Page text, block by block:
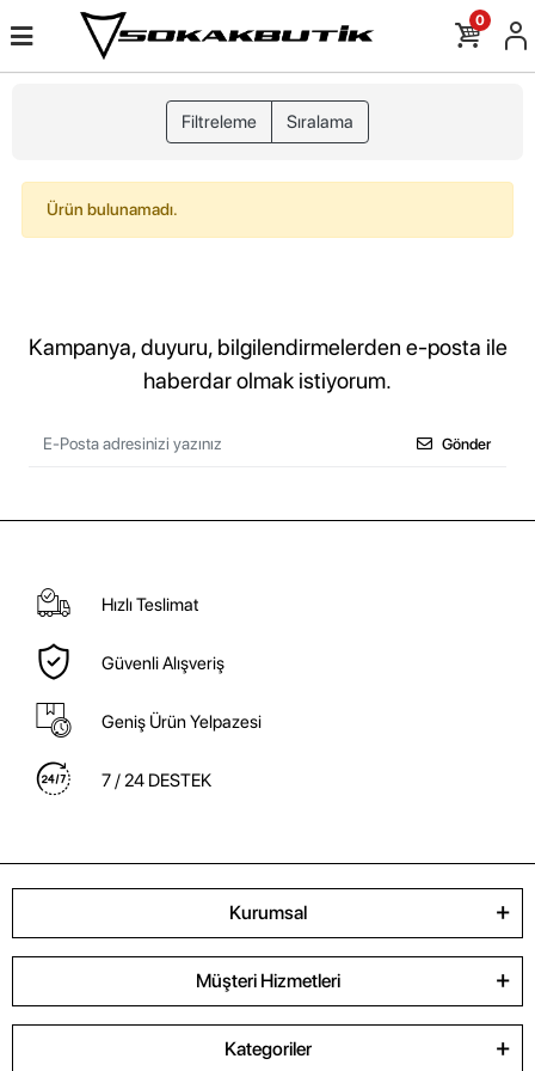
0
Filtreleme Sıralama
Ürün bulunamadı.
Kampanya, duyuru, bilgilendirmelerden e-posta ile
haberdar olmak istiyorum.
Gönder
Hızlı Teslimat
Güvenli Alışveriş
Geniş Ürün Yelpazesi
7 / 24 DESTEK
Kurumsal
Müşteri Hizmetleri
Kategoriler